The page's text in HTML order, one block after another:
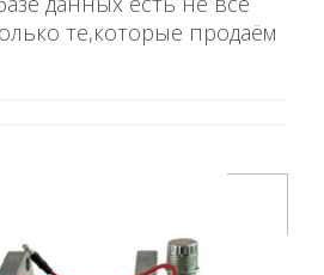
те,которые продаём